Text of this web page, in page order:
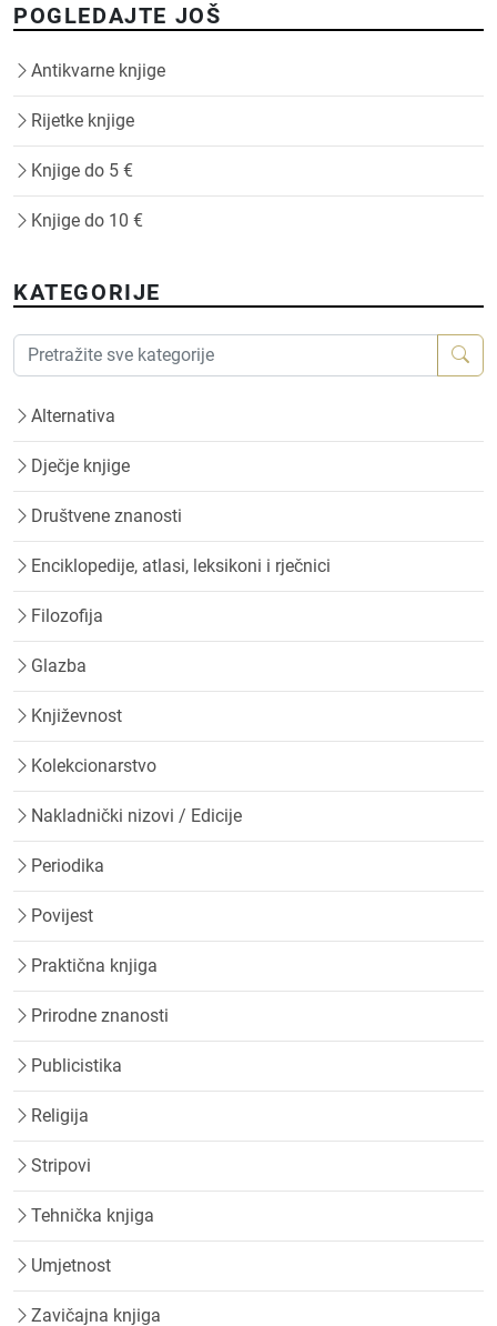
POGLEDAJTE JOŠ
Antikvarne knjige
Rijetke knjige
Knjige do 5 €
Knjige do 10 €
KATEGORIJE
Alternativa
Dječje knjige
Društvene znanosti
Enciklopedije, atlasi, leksikoni i rječnici
Filozofija
Glazba
Književnost
Kolekcionarstvo
Nakladnički nizovi / Edicije
Periodika
Povijest
Praktična knjiga
Prirodne znanosti
Publicistika
Religija
Stripovi
Tehnička knjiga
Umjetnost
Zavičajna knjiga